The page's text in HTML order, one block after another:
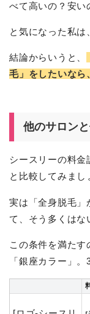
べて高いの？安い
と気になった私は
結論からいうと、
毛」をしたいなら
他のサロン
シースリーの料金
と比較してみまし
実は「全身脱毛」
て、そう多くはな
この条件を満たす
「銀座カラー」